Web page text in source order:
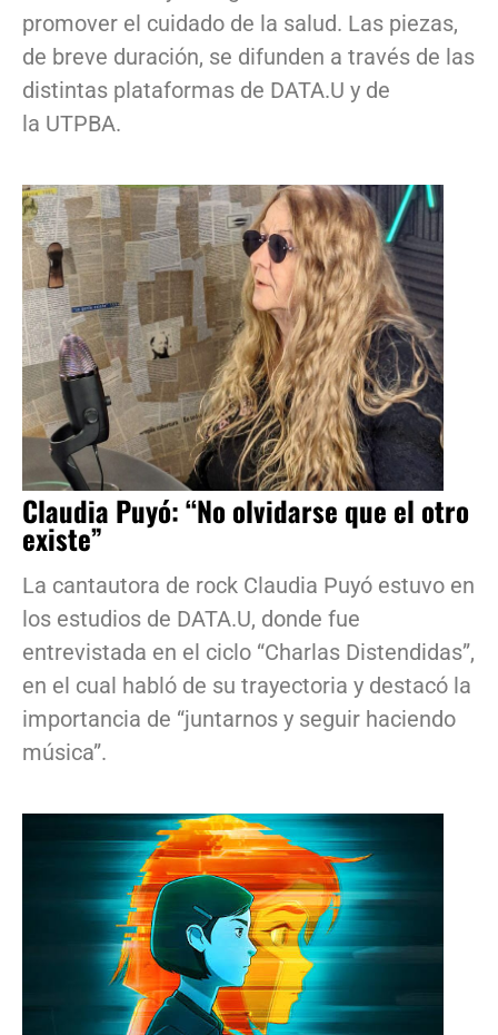
promover el cuidado de la salud. Las piezas,
de breve duración, se difunden a través de las
distintas plataformas de DATA.U y de
la UTPBA.
Claudia Puyó: “No olvidarse que el otro
existe”
La cantautora de rock Claudia Puyó estuvo en
los estudios de DATA.U, donde fue
entrevistada en el ciclo “Charlas Distendidas”,
en el cual habló de su trayectoria y destacó la
importancia de “juntarnos y seguir haciendo
música”.